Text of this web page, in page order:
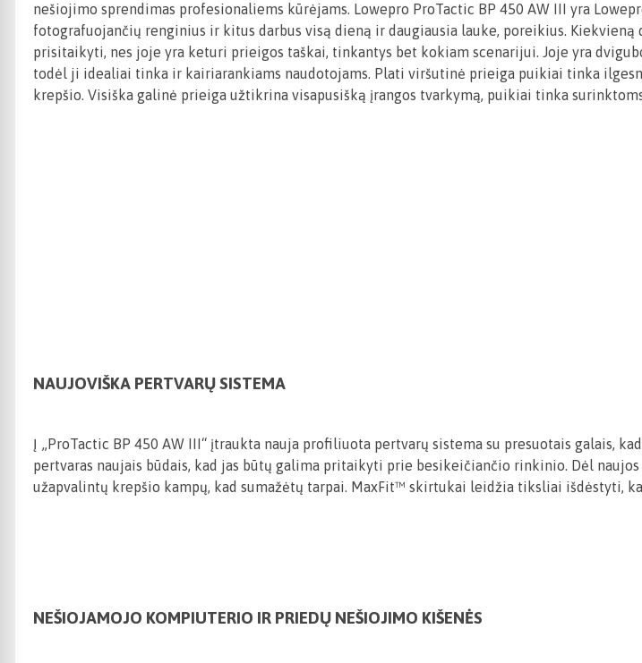
nešiojimo sprendimas profesionaliems kūrėjams. Lowepro ProTactic BP 450 AW III yra
fotografuojančių renginius ir kitus darbus visą dieną ir daugiausia lauke, poreikius.
prisitaikyti, nes joje yra keturi prieigos taškai, tinkantys bet kokiam scenarijui. Joje yra
todėl ji idealiai tinka ir kairiarankiams naudotojams. Plati viršutinė prieiga puikiai tinka
krepšio. Visiška galinė prieiga užtikrina visapusišką įrangos tvarkymą, puikiai tinka
NAUJOVIŠKA PERTVARŲ SISTEMA
Į „ProTactic BP 450 AW III“ įtraukta nauja profiliuota pertvarų sistema su presuotais
pertvaras naujais būdais, kad jas būtų galima pritaikyti prie besikeičiančio rinkinio. Dėl
užapvalintų krepšio kampų, kad sumažėtų tarpai. MaxFit™ skirtukai leidžia tiksliai išdėstyti,
NEŠIOJAMOJO KOMPIUTERIO IR PRIEDŲ NEŠIOJIMO KIŠENĖS